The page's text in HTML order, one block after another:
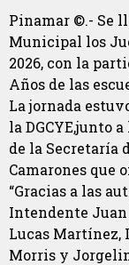
Pinamar ©.- Se
Municipal los
2026, con la
Años de las
La jornada
la DGCYE,junto
de la Secretaría
Camarones que
“Gracias a las
Intendente Juan
Lucas Martínez,
Morris y